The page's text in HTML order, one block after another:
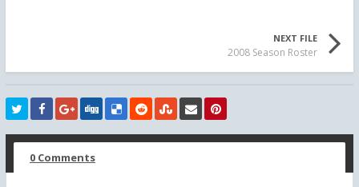
NEXT FILE
2008 Season Roster
0 Comments